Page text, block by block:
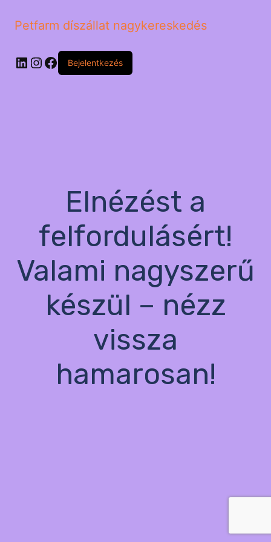
Petfarm díszállat nagykereskedés
LinkedIn
Instagram
Facebook
Bejelentkezés
Elnézést a
felfordulásért!
Valami nagyszerű
készül – nézz
vissza
hamarosan!